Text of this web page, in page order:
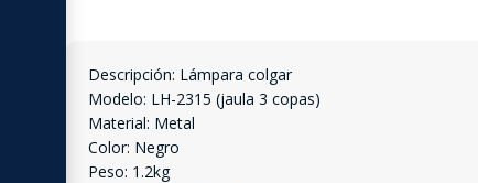
Descripción: Lámpara colgar
Modelo: LH-2315 (jaula 3 copas)
Material: Metal
Color: Negro
Peso: 1.2kg